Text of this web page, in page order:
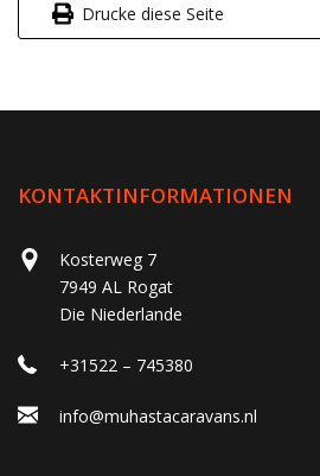
Drucke diese Seite
KONTAKTINFORMATIONEN
Kosterweg 7
7949 AL Rogat
Die Niederlande
+31522 – 745380
info@muhastacaravans.nl